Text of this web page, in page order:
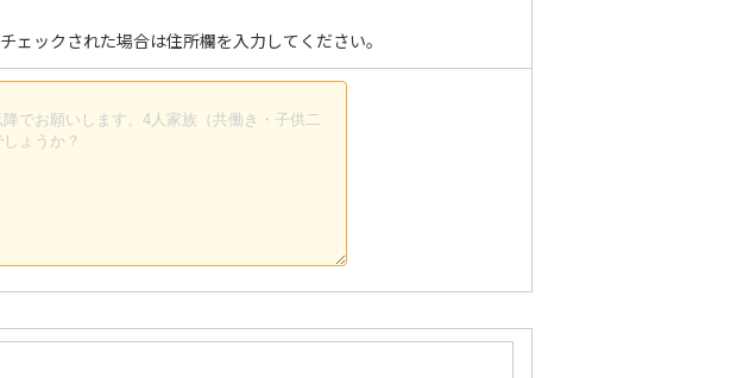
ェックされた場合は住所欄を入力してください。